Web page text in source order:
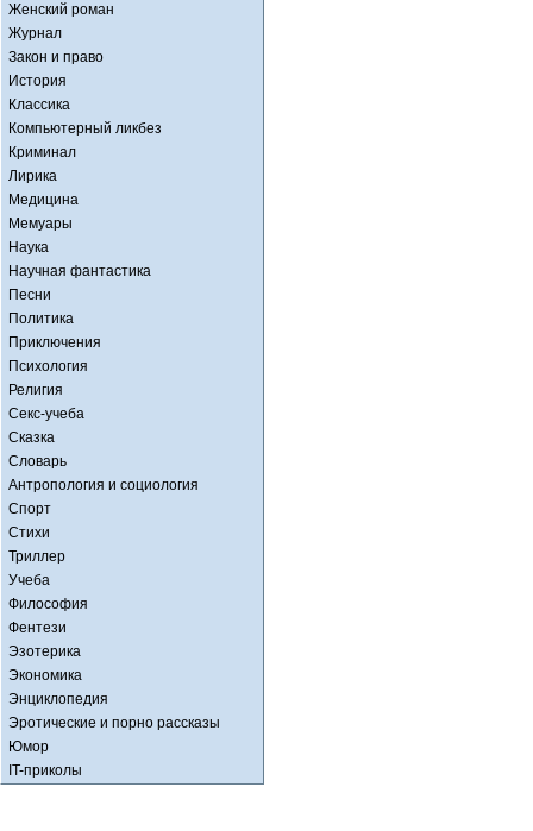
Женский роман
Журнал
Закон и право
История
Классика
Компьютерный ликбез
Криминал
Лирика
Медицина
Мемуары
Наука
Научная фантастика
Песни
Политика
Приключения
Психология
Религия
Секс-учеба
Сказка
Словарь
Антропология и социология
Спорт
Стихи
Триллер
Учеба
Философия
Фентези
Эзотерика
Экономика
Энциклопедия
Эротические и порно рассказы
Юмор
IT-приколы